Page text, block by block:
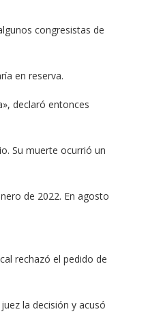
congresistas de
en reserva.
declaró entonces
Su muerte ocurrió un
de 2022. En agosto
rechazó el pedido de
la decisión y acusó